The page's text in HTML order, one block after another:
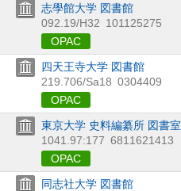
志學館大学 図書館
092.19/H32 101125275
OPAC
四天王寺大学 図書館
219.706/Sa18 0304409
OPAC
東京大学 史料編纂所 図書室
1041.97:177 6811621413
OPAC
同志社大学 図書館